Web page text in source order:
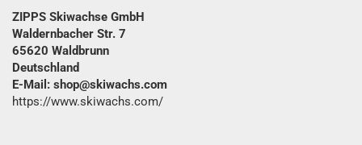
ZIPPS Skiwachse GmbH
Waldernbacher Str. 7
65620 Waldbrunn
Deutschland
E-Mail: shop@skiwachs.com
https://www.skiwachs.com/